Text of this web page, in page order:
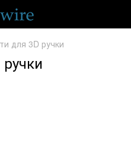
для 3D ручки